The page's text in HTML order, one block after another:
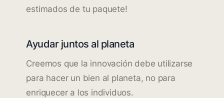
estimados de tu paquete!
Ayudar juntos al planeta
Creemos que la innovación debe utilizarse
para hacer un bien al planeta, no para
enriquecer a los individuos.